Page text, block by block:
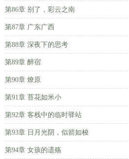
第86章 别了，彩云之南
第87章 广东广西
第88章 深夜下的思考
第89章 醉宿
第90章 燎原
第91章 苔花如米小
第92章 客栈中的临时驿站
第93章 日月光阴，似箭如梭
第94章 女孩的遗殇